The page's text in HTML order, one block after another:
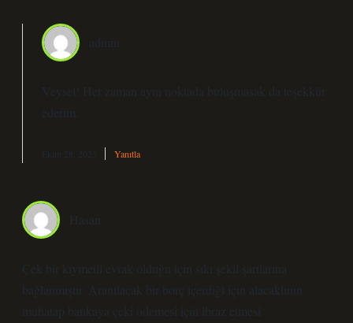
admin
Veysel! Her zaman aynı noktada buluşmasak da teşekkür
ederim
Ekim 28, 2025 Yanıtla
Hasan
Çek bir kıymetli evrak olduğu için sıkı şekil şartlarına
bağlanmıştır. Aranılacak bir borç içerdiği için alacaklının
muhatap bankaya çeki ödemesi için ibraz etmesi